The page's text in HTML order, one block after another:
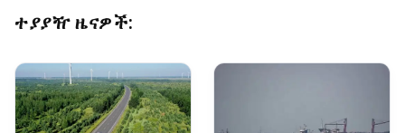
ተያያዥ ዜናዎች: